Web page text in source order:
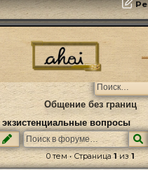
Культура
Общение без границ
вопросы
0 тем • Страница1из 1